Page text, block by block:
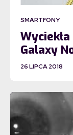
SMARTFONY
Galaxy
26 LIPCA 2018